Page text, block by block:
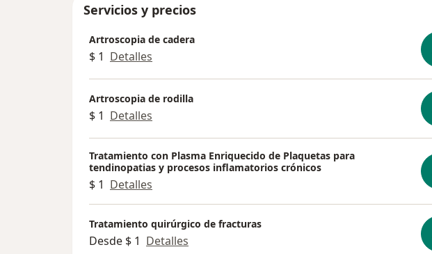
Servicios y precios
Artroscopia de cadera
$ 1 Detalles
Artroscopia de rodilla
$ 1 Detalles
Tratamiento con Plasma Enriquecido de Plaquetas para
tendinopatias y procesos inflamatorios crónicos
$ 1 Detalles
Tratamiento quirúrgico de fracturas
Desde $ 1 Detalles